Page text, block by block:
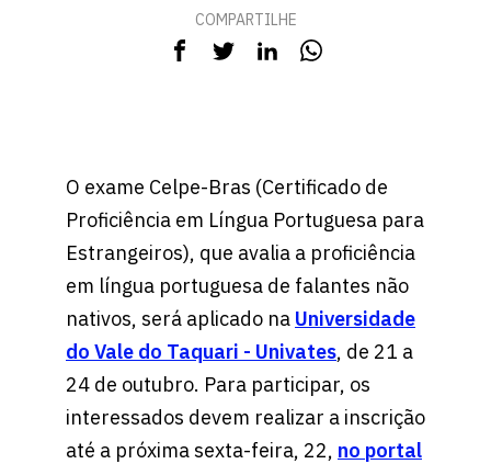
COMPARTILHE
O exame Celpe-Bras (Certificado de
Proficiência em Língua Portuguesa para
Estrangeiros), que avalia a proficiência
em língua portuguesa de falantes não
nativos, será aplicado na Universidade
do Vale do Taquari - Univates, de 21 a
24 de outubro. Para participar, os
interessados devem realizar a inscrição
até a próxima sexta-feira, 22, no portal